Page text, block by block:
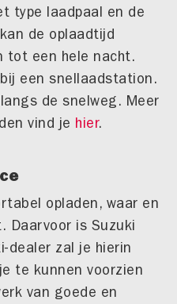
type laadpaal en de
de oplaadtijd
tot een hele nacht.
een snellaadstation.
de snelweg. Meer
vind je hier.
opladen, waar en
Daarvoor is Suzuki
dealer zal je hierin
te kunnen voorzien
van goede en